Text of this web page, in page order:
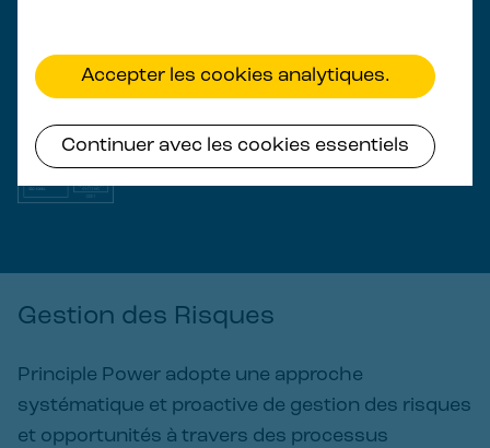
Accepter les cookies analytiques.
Continuer avec les cookies essentiels
livraison à grande échelle.
Gestion des Risques
Principle Power adopte une approche
systématique et proactive de gestion des risques
et opportunités à travers des processus